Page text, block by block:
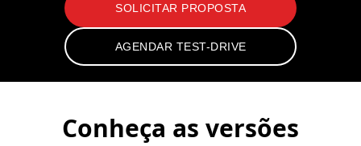
SOLICITAR PROPOSTA
AGENDAR TEST-DRIVE
Conheça as versões